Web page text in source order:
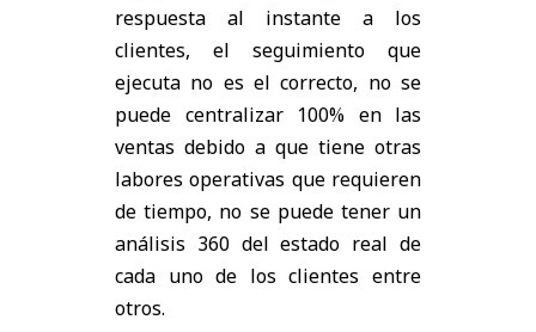
respuesta al instante a los
clientes, el seguimiento que
ejecuta no es el correcto, no se
puede centralizar 100% en las
ventas debido a que tiene otras
labores operativas que requieren
de tiempo, no se puede tener un
análisis 360 del estado real de
cada uno de los clientes entre
otros.